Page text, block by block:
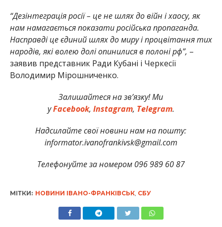
“Дезінтеграція росії – це не шлях до війн і хаосу, як
нам намагається показати російська пропаганда.
Насправді це єдиний шлях до миру і процвітання тих
народів, які волею долі опинилися в полоні рф”, –
заявив представник Ради Кубані і Черкесії
Володимир Мірошниченко.
Залишайтеся на зв’язку! Ми
уFacebook, Instagram, Telegram.
Надсилайте свої новини нам на пошту:
informator.ivanofrankivsk@gmail.com
Телефонуйте за номером 096 989 60 87
МІТКИ: НОВИНИ ІВАНО-ФРАНКІВСЬК, СБУ